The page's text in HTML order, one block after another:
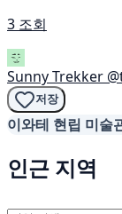
3 조회
Sunny Trekker
저장
이와테 현립 미술
인근 지역